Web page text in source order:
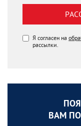
Я согласен на
рассылки.
ВАМ